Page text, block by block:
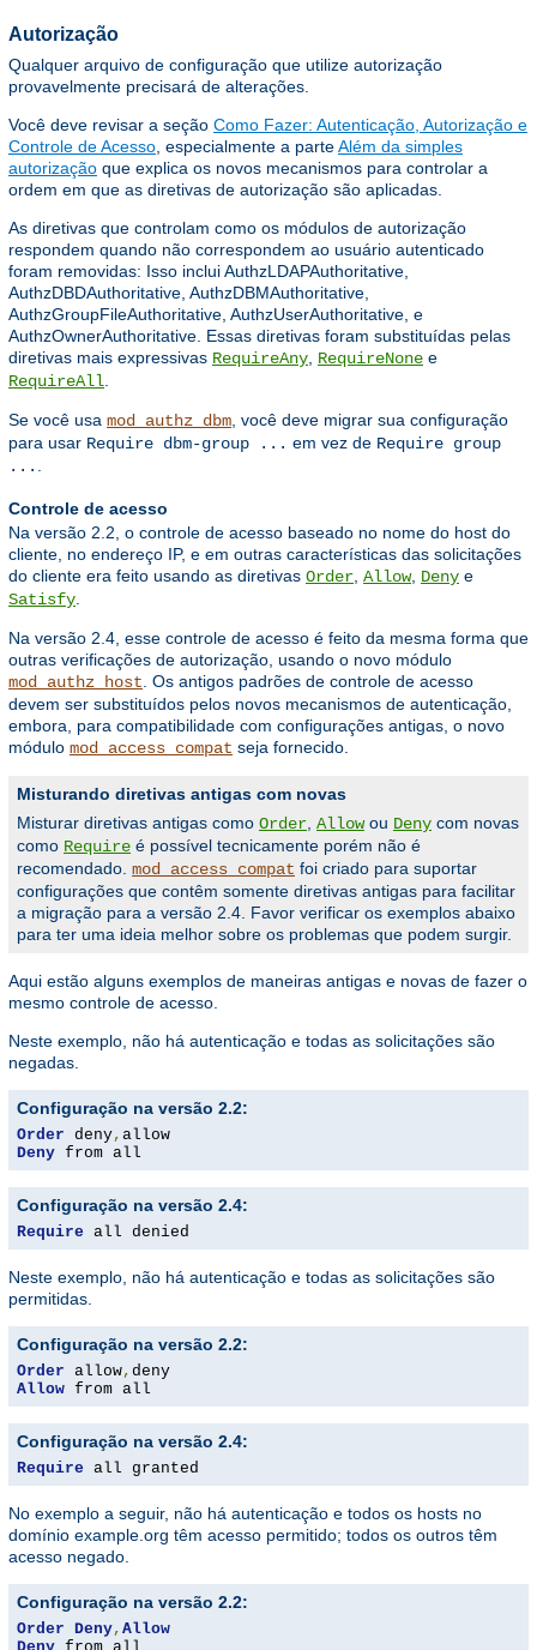
Autorização
Qualquer arquivo de configuração que utilize autorização
provavelmente precisará de alterações.
Você deve revisar a seção Como Fazer: Autenticação, Autorização e
Controle de Acesso , especialmente a parteAlém da simples
autorização que explica os novos mecanismos para controlar a
ordem em que as diretivas de autorização são aplicadas.
As diretivas que controlam como os módulos de autorização
respondem quando não correspondem ao usuário autenticado
foram removidas: Isso inclui AuthzLDAPAuthoritative,
AuthzDBDAuthoritative, AuthzDBMAuthoritative,
AuthzGroupFileAuthoritative, AuthzUserAuthoritative, e
AuthzOwnerAuthoritative. Essas diretivas foram substituídas pelas
diretivas mais expressivas RequireAny RequireNone e
RequireAll
Se você usa mod_authz_dbm , você deve migrar sua configuração
para usar Require dbm-group ... em vez de Require group
...
Controle de acesso
Na versão 2.2, o controle de acesso baseado no nome do host do
cliente, no endereço IP, e em outras características das solicitações
do cliente era feito usando as diretivas Order Allow, Deny e
Satisfy
Na versão 2.4, esse controle de acesso é feito da mesma forma que
outras verificações de autorização, usando o novo módulo
mod_authz_host . Os antigos padrões de controle de acesso
devem ser substituídos pelos novos mecanismos de autenticação,
embora, para compatibilidade com configurações antigas, o novo
módulo mod_access_compat seja fornecido.
Misturando diretivas antigas com novas
Misturar diretivas antigas como Order Allowou Deny com novas
como Require é possível tecnicamente porém não é
recomendado. mod_access_compat foi criado para suportar
configurações que contêm somente diretivas antigas para facilitar
a migração para a versão 2.4. Favor verificar os exemplos abaixo
para ter uma ideia melhor sobre os problemas que podem surgir.
Aqui estão alguns exemplos de maneiras antigas e novas de fazer o
mesmo controle de acesso.
Neste exemplo, não há autenticação e todas as solicitações são
negadas.
Configuração na versão 2.2:
Order deny,
Deny from all
Configuração na versão 2.4:
Require all denied
Neste exemplo, não há autenticação e todas as solicitações são
permitidas.
Configuração na versão 2.2:
Order allow,
Allow from all
Configuração na versão 2.4:
Require all granted
No exemplo a seguir, não há autenticação e todos os hosts no
domínio example.org têm acesso permitido; todos os outros têm
acesso negado.
Configuração na versão 2.2:
Order Deny, Allow